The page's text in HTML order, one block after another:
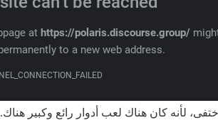
لأنه كان هناك لعب أدوار رائع وكبير هناك.